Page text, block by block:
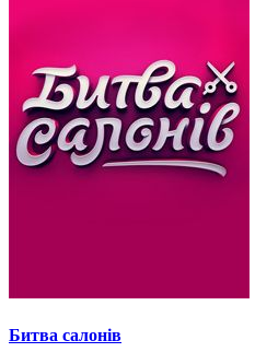
Битва салонів